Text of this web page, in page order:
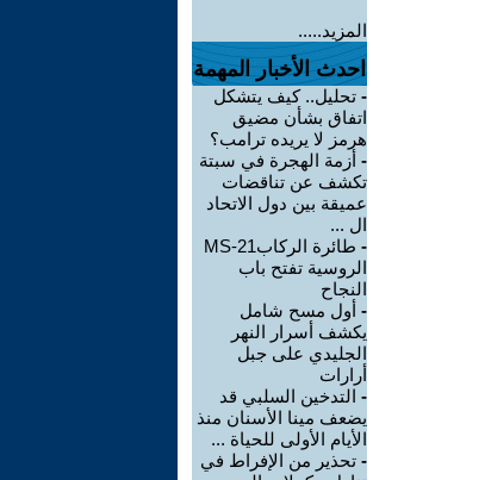
المزيد.....
احدث الأخبار المهمة
- تحليل.. كيف يتشكل
اتفاق بشأن مضيق
هرمز لا يريده ترامب؟
- أزمة الهجرة في سبتة
تكشف عن تناقضات
عميقة بين دول الاتحاد
ال ...
-
طائرة الركابMS-21
الروسية تفتح باب
النجاح
- أول مسح شامل
يكشف أسرار النهر
الجليدي على جبل
أرارات
- التدخين السلبي قد
يضعف مينا الأسنان منذ
الأيام الأولى للحياة ...
- تحذير من الإفراط في